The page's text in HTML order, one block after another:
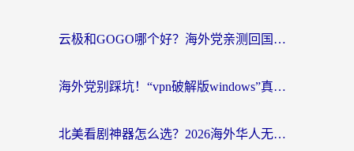
云极和GOGO哪个好？海外党亲测回国加速器选择指南（附iOS免费&Windows VPN实用技巧）
海外党别踩坑！“vpn破解版windows”真的能用？教你选对回国加速器无缝刷国内资源
北美看剧神器怎么选？2026海外华人无缝访问国内资源全攻略